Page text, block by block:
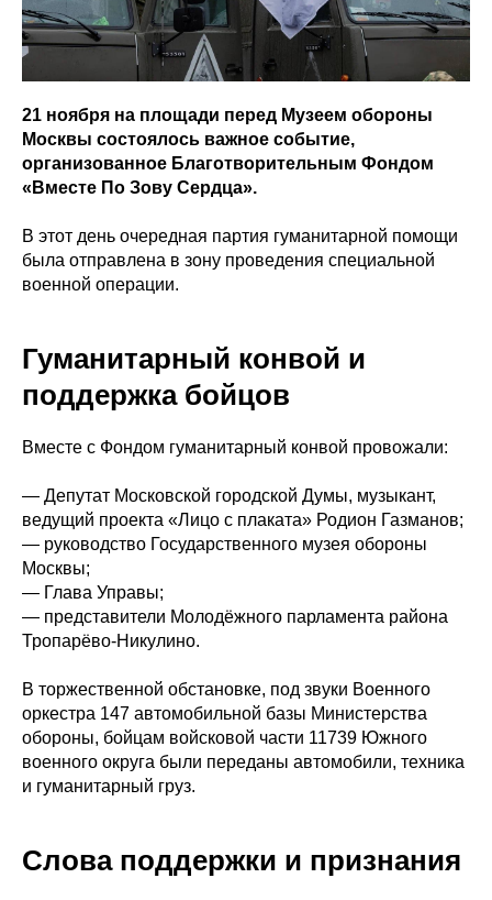
21 ноября на площади перед Музеем обороны
Москвы состоялось важное событие,
организованное Благотворительным Фондом
«Вместе По Зову Сердца».
В этот день очередная партия гуманитарной помощи
была отправлена в зону проведения специальной
военной операции.
Гуманитарный конвой и
поддержка бойцов
Вместе с Фондом гуманитарный конвой провожали:
— Депутат Московской городской Думы, музыкант,
ведущий проекта «Лицо с плаката» Родион Газманов;
— руководство Государственного музея обороны
Москвы;
— Глава Управы;
— представители Молодёжного парламента района
Тропарёво-Никулино.
В торжественной обстановке, под звуки Военного
оркестра 147 автомобильной базы Министерства
обороны, бойцам войсковой части 11739 Южного
военного округа были переданы автомобили, техника
и гуманитарный груз.
Слова поддержки и признания